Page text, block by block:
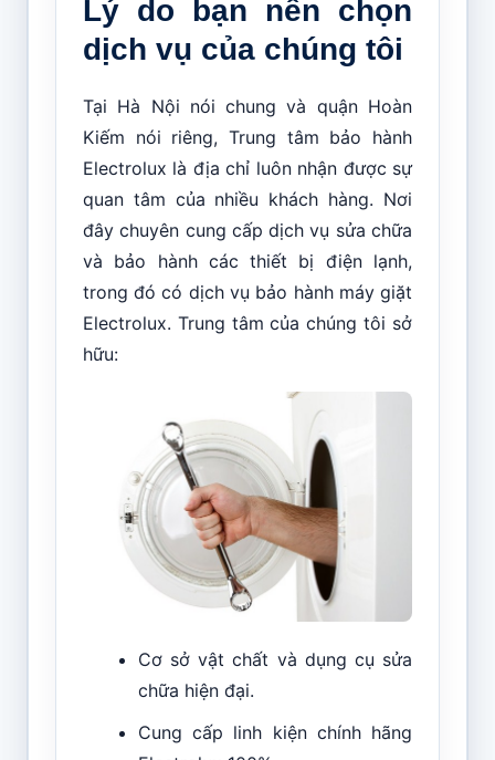
Lý do bạn nên chọn
dịch vụ của chúng tôi
Tại Hà Nội nói chung và quận Hoàn
Kiếm nói riêng, Trung tâm bảo hành
Electrolux là địa chỉ luôn nhận được sự
quan tâm của nhiều khách hàng. Nơi
đây chuyên cung cấp dịch vụ sửa chữa
và bảo hành các thiết bị điện lạnh,
trong đó có dịch vụ bảo hành máy giặt
Electrolux. Trung tâm của chúng tôi sở
hữu:
Cơ sở vật chất và dụng cụ sửa
chữa hiện đại.
Cung cấp linh kiện chính hãng